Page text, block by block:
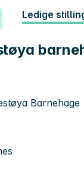
Ledige
Barnehage